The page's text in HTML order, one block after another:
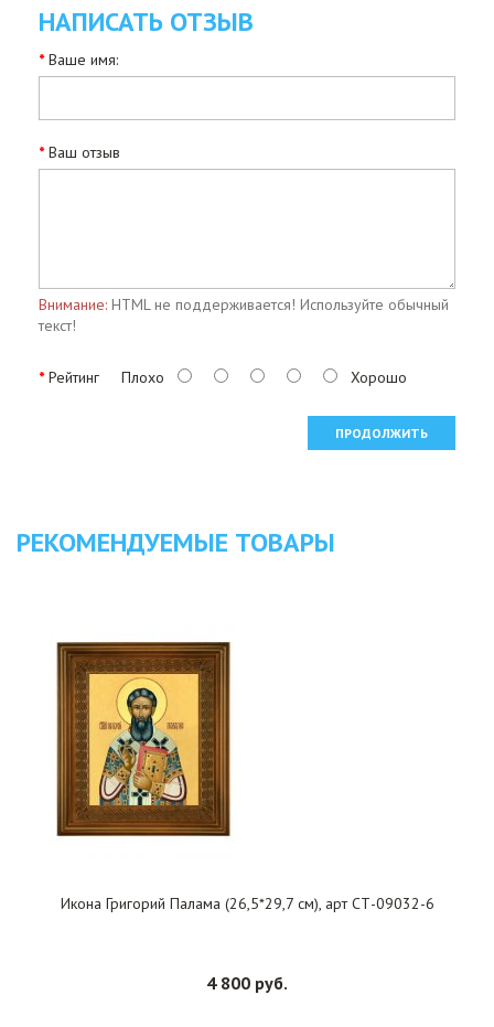
НАПИСАТЬ ОТЗЫВ
Ваше имя:
Ваш отзыв
Внимание: HTML не поддерживается! Используйте обычный
текст!
Рейтинг Плохо Хорошо
ПРОДОЛЖИТЬ
РЕКОМЕНДУЕМЫЕ ТОВАРЫ
Икона Григорий Палама (26,5*29,7 см), арт СТ-09032-6
4 800 руб.